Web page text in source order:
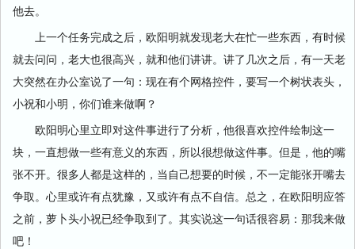
他去。
上一个任务完成之后，欧阳明就发现老大在忙一些东西，有时候
就去问问，老大也很高兴，就和他们讲讲。讲了几次之后，有一天老
大突然在办公室说了一句：现在有个网格控件，要写一个树状表头，
小祝和小明，你们谁来做啊？
欧阳明心里立即对这件事进行了分析，他很喜欢控件绘制这一
块，一直想做一些有意义的东西，所以很想做这件事。但是，他的嘴
张不开。很多人都是这样的，当自己想要的时候，不一定能张开嘴去
争取。心里或许有点犹豫，又或许有点不自信。总之，在欧阳明应答
之前，萝卜头小祝已经争取到了。其实说这一句话很容易：那我来做
吧！